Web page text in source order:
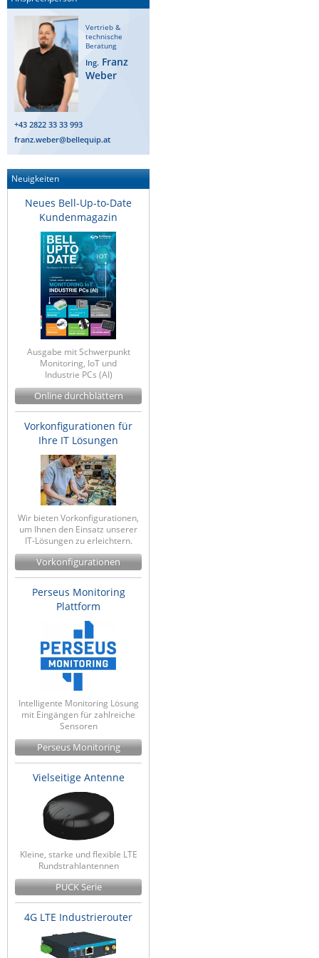
ZPE Systems
News zu unseren Herstellern
Vertrieb &
technische
Beratung
Ing. Franz
Weber
+43 2822 33 33 993
franz.weber@bellequip.at
Neuigkeiten
Neues Bell-Up-to-Date
Kundenmagazin
Ausgabe mit Schwerpunkt
Monitoring, IoT und
Industrie PCs (AI)
Online durchblättern
Vorkonfigurationen für
Ihre IT Lösungen
Wir bieten Vorkonfigurationen,
um Ihnen den Einsatz unserer
IT-Lösungen zu erleichtern.
Vorkonfigurationen
Perseus Monitoring
Plattform
Intelligente Monitoring Lösung
mit Eingängen für zahlreiche
Sensoren
Perseus Monitoring
Vielseitige Antenne
Kleine, starke und flexible LTE
Rundstrahlantennen
PUCK Serie
4G LTE Industrierouter